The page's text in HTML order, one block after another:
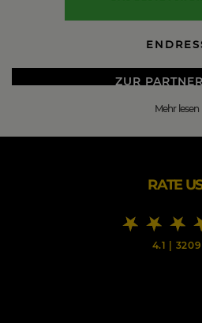
ZUR
kompetenter Beratung und
Mehr lesen
RATE
4.1 | 3209